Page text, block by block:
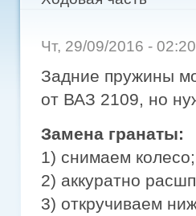
Чт, 29/09/2016 -
Задние пружины
от ВАЗ 2109, но
Замена гранаты:
1) снимаем колесо;
2) аккуратно
3) откручиваем